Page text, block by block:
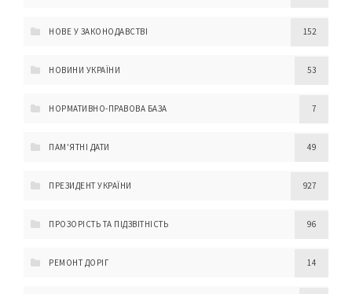
НОВЕ У ЗАКОНОДАВСТВІ 152
НОВИНИ УКРАЇНИ 53
НОРМАТИВНО-ПРАВОВА БАЗА 7
ПАМ'ЯТНІ ДАТИ 49
ПРЕЗИДЕНТ УКРАЇНИ 927
ПРОЗОРІСТЬ ТА ПІДЗВІТНІСТЬ 96
РЕМОНТ ДОРІГ 14